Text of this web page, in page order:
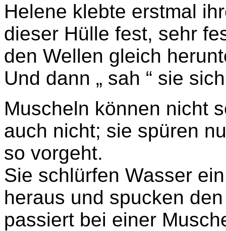
Helene klebte erstmal
dieser Hülle fest, sehr
den Wellen gleich
Und dann „ sah “ sie
Muscheln können nicht
auch nicht; sie spüren
so vorgeht.
Sie schlürfen Wasser
heraus und spucken
passiert bei einer